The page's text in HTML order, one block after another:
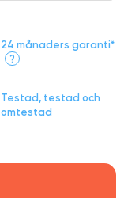
24 månaders garanti*
?
Testad, testad och
omtestad